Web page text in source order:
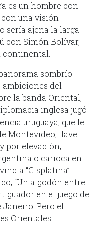
es un hombre con
una visión
sería ajena la larga
con Simón Bolívar,
continental.
sombrío
ambiciones del
la banda Oriental,
inglesa jugó
uruguaya, que le
Montevideo, llave
por elevación,
o carioca en
“Cisplatina”
“Un algodón entre
en el juego de
Janeiro. Pero el
Orientales